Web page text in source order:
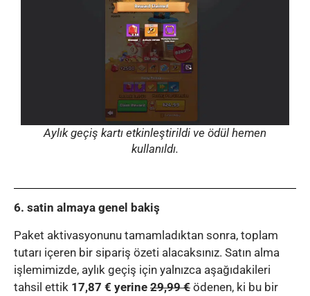
Aylık geçiş kartı etkinleştirildi ve ödül hemen
kullanıldı.
6. satin almaya genel bakiş
Paket aktivasyonunu tamamladıktan sonra, toplam
tutarı içeren bir sipariş özeti alacaksınız. Satın alma
işlemimizde, aylık geçiş için yalnızca aşağıdakileri
tahsil ettik 17,87 € yerine 29,99 € ödenen, ki bu bir